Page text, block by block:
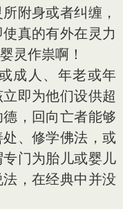
附身或者纠缠，
真的有外在灵力
灵作祟啊！
成人、年老或年
即为他们设供超
，回向亡者能够
、修学佛法，或
门为胎儿或婴儿
，在经典中并没